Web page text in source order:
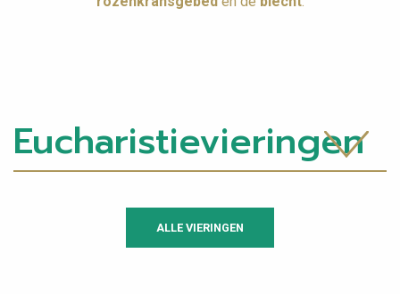
Eucharistie​vieringen
Pater Th. Blokland C.S.D.ALLE VIERINGEN